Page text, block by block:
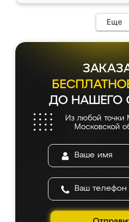
Еще
ДО НАШЕГО
Из любой точки
Московской